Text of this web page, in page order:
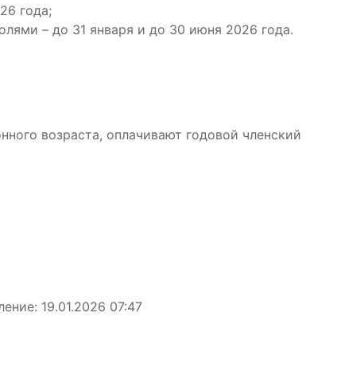
года;
– до 31 января и до 30 июня 2026 года.
возраста, оплачивают годовой членский
19.01.2026 07:47